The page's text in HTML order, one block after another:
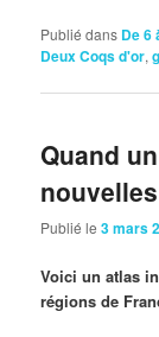
Publié dans De 6
Deux Coqs d'or,
Quand
Publié le3 mars
Voici un atlas
régions de